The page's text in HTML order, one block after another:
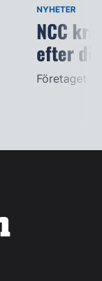
NYHETER
NCC
efter
Företaget